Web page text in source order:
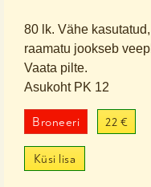
80 lk. Vähe
raamatu jookseb
Vaata pilte.
Asukoht PK 12
Broneeri 22 €
Küsi lisa